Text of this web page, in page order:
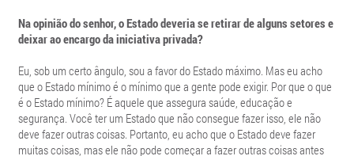
Na opinião do senhor, o Estado deveria se retirar de alguns setores e
deixar ao encargo da iniciativa privada?
Eu, sob um certo ângulo, sou a favor do Estado máximo. Mas eu acho
que o Estado mínimo é o mínimo que a gente pode exigir. Por que o que
é o Estado mínimo? É aquele que assegura saúde, educação e
segurança. Você ter um Estado que não consegue fazer isso, ele não
deve fazer outras coisas. Portanto, eu acho que o Estado deve fazer
muitas coisas, mas ele não pode começar a fazer outras coisas antes